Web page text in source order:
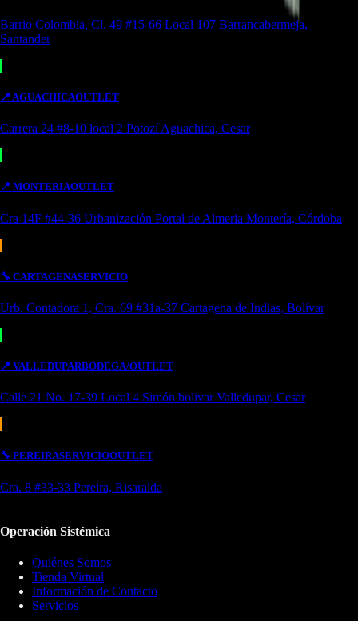
Barrio Colombia, Cl. 49 #15-66 Local 107 Barrancabermeja,
Santander
📍AGUACHICAOUTLET
Carrera 24 #8-10 local 2 Potozí Aguachica, Cesar
📍 MONTERIAOUTLET
Cra 14F #44-36 Urbanización Portal de Almeria Montería, Córdoba
🔧 CARTAGENASERVICIO
Urb. Contadora 1, Cra. 69 #31a-37 Cartagena de Indias, Bolívar
📍 VALLEDUPARBODEGA/OUTLET
Calle 21 No. 17-39 Local 4 Simón bolivar Valledupar, Cesar
🔧 PEREIRASERVICIOOUTLET
Cra. 8 #33-33 Pereira, Risaralda
Operación Sistémica
Quiénes Somos
Tienda Virtual
Información de Contacto
Servicios